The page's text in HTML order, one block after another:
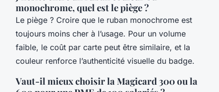
monochrome, quel est le piège ?
Le piège ? Croire que le ruban monochrome est
toujours moins cher à l’usage. Pour un volume
faible, le coût par carte peut être similaire, et la
couleur renforce l’authenticité visuelle du badge.
Vaut-il mieux choisir la Magicard 300 ou la